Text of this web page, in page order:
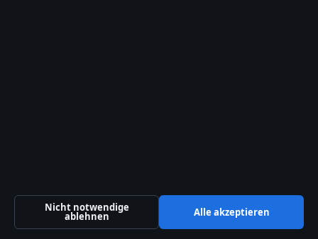
Über uns
Nicht notwendige
ablehnen Alle akzeptieren